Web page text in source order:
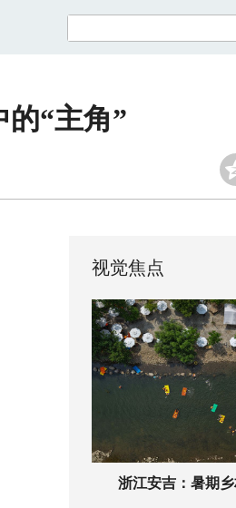
的“主角”
视觉焦点
浙江安吉：暑期